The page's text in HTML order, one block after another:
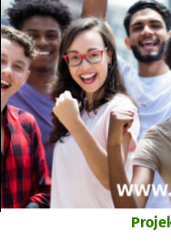
Zum Hauptinhalt
Erklärung zur